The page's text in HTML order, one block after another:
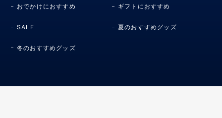
おでかけにおすすめ ギフトにおすすめ
SALE 夏のおすすめグッズ
冬のおすすめグッズ